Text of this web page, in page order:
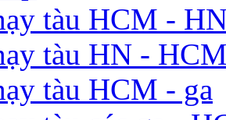
tàu HCM -
tàu HN -
tàu HCM - ga